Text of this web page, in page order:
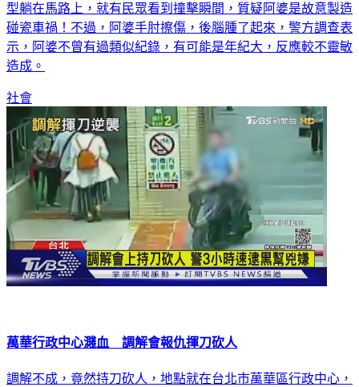
型躺在馬路上，就有民眾看到撞擊瞬間，質疑阿婆是故意製造
碰瓷車禍！不過，阿婆手肘擦傷，後腦腫了起來，警方調查表
示，阿婆不曾有過類似紀錄，有可能是年紀大，反應較不靈敏
造成。
社會
萬華行政中心濺血 調解會報仇揮刀砍人
調解不成，竟然持刀砍人，地點就在台北市萬華區行政中心，